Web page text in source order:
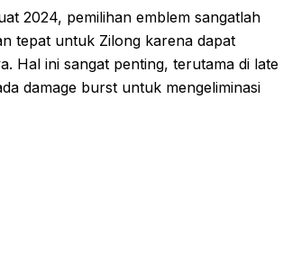
2024, pemilihan emblem sangatlah
tepat untuk Zilong karena dapat
Hal ini sangat penting, terutama di late
damage burst untuk mengeliminasi